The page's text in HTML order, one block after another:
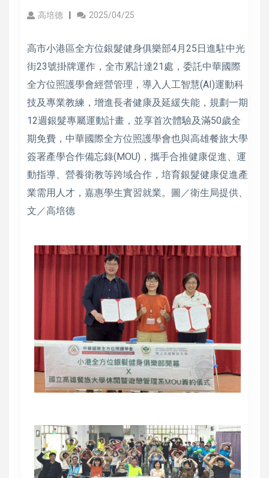
高培德 2025/04/25
高市小港區全方位銀髮健身俱樂部4月25日進駐中光
街23號掛牌運作，全市累計達21處，委託中華國際
全方位照護學會經營管理，導入人工智慧(AI)運動科
技及專業教練，增進長者健康及延緩失能，規劃一期
12週銀髮專屬運動計畫，並享首次體驗及滿50歲全
期免費，中華國際全方位照護學會也與高雄餐旅大學
簽署產學合作備忘錄(MOU)，攜手合推健康促進、運
動指導、營養衛教等跨域合作，培育銀髮健康促進產
業需用人才，嘉惠學生實習就業。圖／衛生局提供、
文／高培德